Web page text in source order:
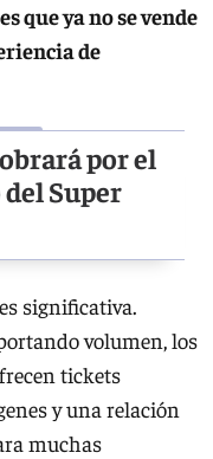
que ya no se vende
de
por el
Super
significativa.
volumen, los
tickets
y una relación
muchas